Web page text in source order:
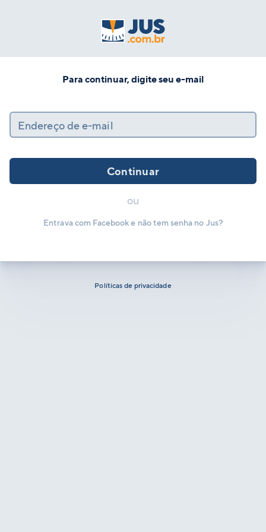
Para continuar, digite seu e-mail
Endereço de e-mail
Continuar
ou
Entrava com Facebook e não tem senha no Jus?
Políticas de privacidade